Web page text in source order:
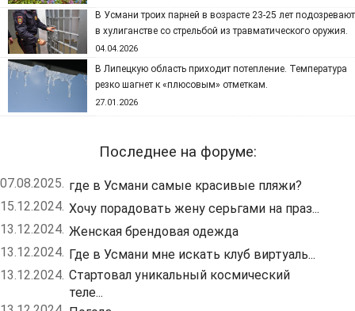
В Усмани троих парней в возрасте 23-25 лет подозревают
в хулиганстве со стрельбой из травматического оружия.
04.04.2026
В Липецкую область приходит потепление. Температура
резко шагнет к «плюсовым» отметкам.
27.01.2026
Последнее на форуме:
07.08.2025. где в Усмани самые красивые пляжи?
15.12.2024. Хочу порадовать жену серьгами на праз...
13.12.2024. Женская брендовая одежда
13.12.2024. Где в Усмани мне искать клуб виртуаль...
13.12.2024. Стартовал уникальный космический
теле...